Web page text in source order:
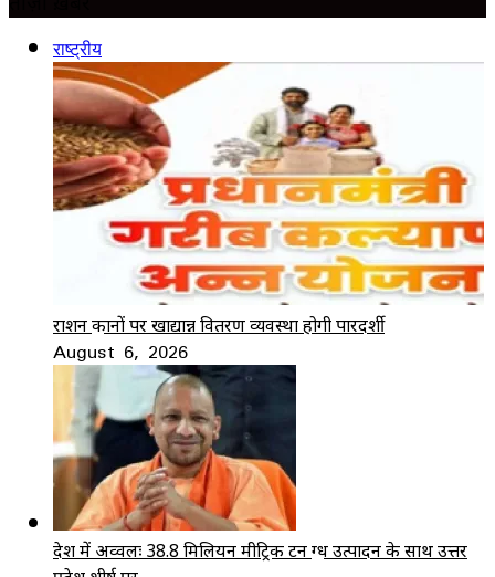
राष्ट्रीय
राशन दुकानों पर खाद्यान्न वितरण व्यवस्था होगी पारदर्शी
August 6, 2026
देश में अव्वलः 38.8 मिलियन मीट्रिक टन दुग्ध उत्पादन के साथ उत्तर